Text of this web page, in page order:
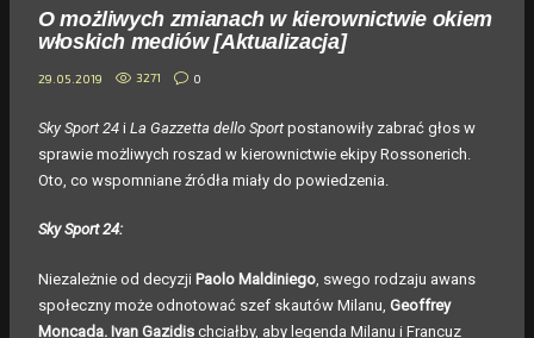
O możliwych zmianach w kierownictwie okiem
włoskich mediów [Aktualizacja]
29.05.2019 3271 0
Sky Sport 24 i La Gazzetta dello Sport postanowiły zabrać głos w
sprawie możliwych roszad w kierownictwie ekipy Rossonerich.
Oto, co wspomniane źródła miały do powiedzenia.
Sky Sport 24:
Niezależnie od decyzji Paolo Maldiniego , swego rodzaju awans
społeczny może odnotować szef skautów Milanu, Geoffrey
Moncada. Ivan Gazidis chciałby, aby legenda Milanu i Francuz